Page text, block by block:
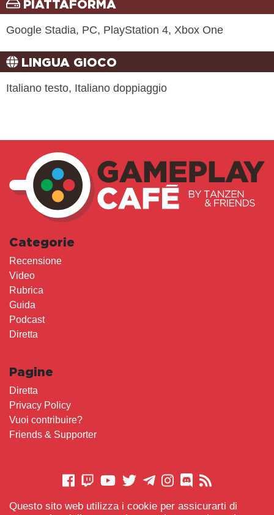
Questo sito web utilizza i cookie per assicurarti di
PIATTAFORMA
Google Stadia, PC, PlayStation 4, Xbox One
LINGUA GIOCO
Italiano testo, Italiano doppiaggio
Categorie
Recensione
Video
Rubrica
Guida
Podcast
Diretta
Pagine
Diretta
Privacy Policy
Vuoi contribuire?
Friends & Supporter
CONTATTACI